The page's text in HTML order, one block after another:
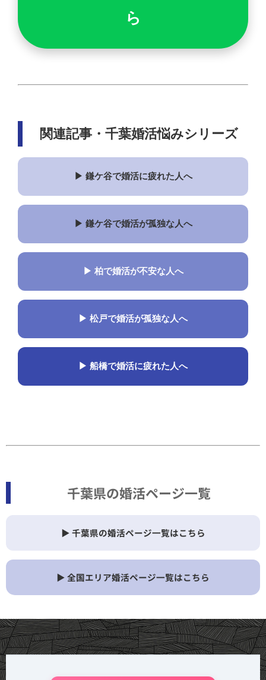
ら
関連記事・千葉婚活悩みシリーズ
▶ 鎌ケ谷で婚活に疲れた人へ
▶ 鎌ケ谷で婚活が孤独な人へ
▶ 柏で婚活が不安な人へ
▶ 松戸で婚活が孤独な人へ
▶ 船橋で婚活に疲れた人へ
千葉県の婚活ページ一覧
▶ 千葉県の婚活ページ一覧はこちら
▶ 全国エリア婚活ページ一覧はこちら